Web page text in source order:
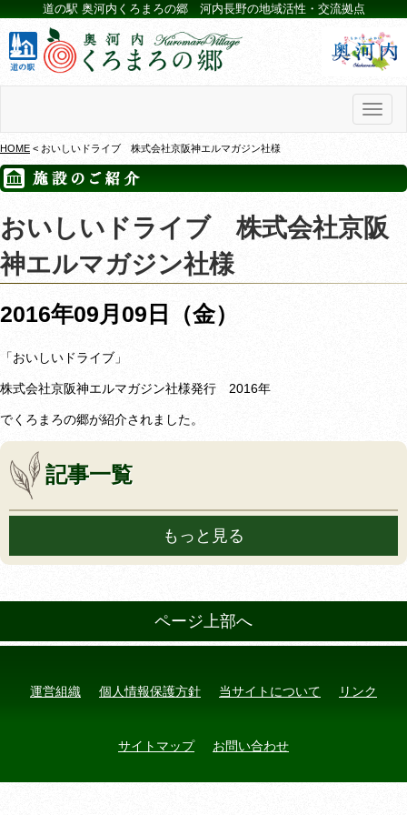
道の駅 奥河内くろまろの郷 河内長野の地域活性・交流拠点
HOME < おいしいドライブ 株式会社京阪神エルマガジン社様
おいしいドライブ 株式会社京阪
神エルマガジン社様
2016年09月09日（金）
「おいしいドライブ」
株式会社京阪神エルマガジン社様発行 2016年
でくろまろの郷が紹介されました。
記事一覧
もっと見る
ページ上部へ
運営組織 個人情報保護方針 当サイトについて リンク
サイトマップ お問い合わせ